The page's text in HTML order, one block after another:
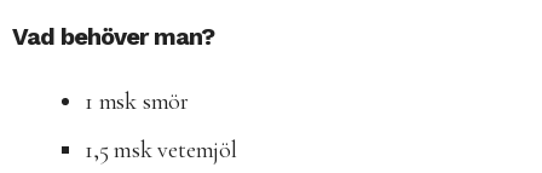
Vad behöver man?
1 msk smör
1,5 msk vetemjöl